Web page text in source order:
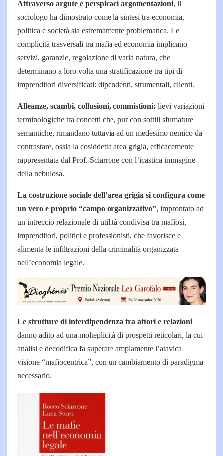
Attraverso argute e perspicaci argomentazioni, il
sociologo ha dimostrato come la sintesi tra economia,
politica e società sia estremamente problematica. Le
complicità trasversali tra mafia ed economia implicano
servizi, garanzie, regolazione di varia natura, che
determinano a loro volta una stratificazione tra tipi di
imprenditori diversificati: dipendenti, strumentali, clienti.
Alleanze, scambi, collusioni, commistioni: lievi variazioni
terminologiche tra concetti che, pur con sottili sfumature
semantiche, rimandano tuttavia ad un medesimo nemico da
contrastare, ossia la cosiddetta area grigia, efficacemente
rappresentata dal Prof. Sciarrone con l’icastica immagine
della nebulosa.
La costruzione sociale dell’area grigia si configura come
un vero e proprio “campo organizzativo”, improntato ad
un intreccio relazionale di utilità condivisa tra mafiosi,
imprenditori, politici e professionisti, che favorisce e
alimenta le infiltrazioni della criminalità organizzata
nell’economia legale.
Le strutture di interdipendenza tra attori e relazioni
danno adito ad una molteplicità di prospetti reticolari, la cui
analisi e decodifica fa superare ampiamente l’atavica
visione “mafiocentrica”, con un cambiamento di paradigma
necessario.